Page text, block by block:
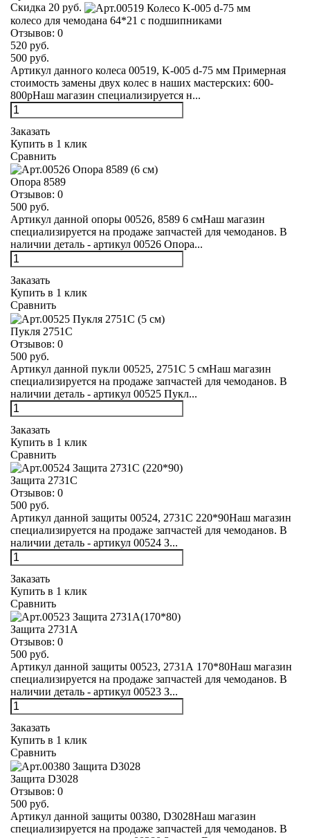
Скидка 20 руб.
колесо для чемодана 64*21 с подшипниками
Отзывов: 0
520 руб.
500 руб.
Артикул данного колеса 00519, K-005 d-75 мм Примерная
стоимость замены двух колес в наших мастерских: 600-
800рНаш магазин специализируется н...
Заказать
Купить в 1 клик
Сравнить
Опора 8589
Отзывов: 0
500 руб.
Артикул данной опоры 00526, 8589 6 смНаш магазин
специализируется на продаже запчастей для чемоданов. В
наличии деталь - артикул 00526 Опора...
Заказать
Купить в 1 клик
Сравнить
Пукля 2751С
Отзывов: 0
500 руб.
Артикул данной пукли 00525, 2751С 5 смНаш магазин
специализируется на продаже запчастей для чемоданов. В
наличии деталь - артикул 00525 Пукл...
Заказать
Купить в 1 клик
Сравнить
Защита 2731С
Отзывов: 0
500 руб.
Артикул данной защиты 00524, 2731С 220*90Наш магазин
специализируется на продаже запчастей для чемоданов. В
наличии деталь - артикул 00524 З...
Заказать
Купить в 1 клик
Сравнить
Защита 2731А
Отзывов: 0
500 руб.
Артикул данной защиты 00523, 2731А 170*80Наш магазин
специализируется на продаже запчастей для чемоданов. В
наличии деталь - артикул 00523 З...
Заказать
Купить в 1 клик
Сравнить
Защита D3028
Отзывов: 0
500 руб.
Артикул данной защиты 00380, D3028Наш магазин
специализируется на продаже запчастей для чемоданов. В